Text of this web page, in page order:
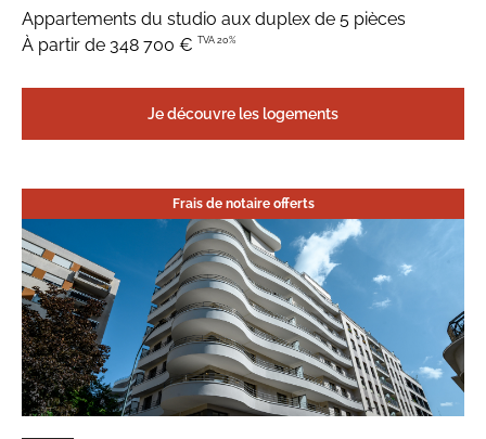
Appartements du studio aux duplex de 5 pièces
À partir de 348 700 € TVA 20%
Je découvre les logements
Frais de notaire offerts